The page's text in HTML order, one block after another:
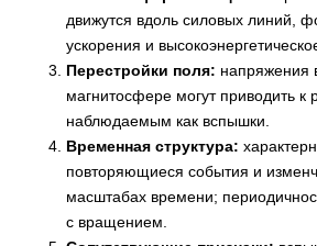
движутся вдоль силовых линий,
ускорения и
Перестройки поля: напряжения
магнитосфере могут приводить к
наблюдаемым как вспышки.
Временная структура:
повторяющиеся события и
масштабах времени;
с вращением.